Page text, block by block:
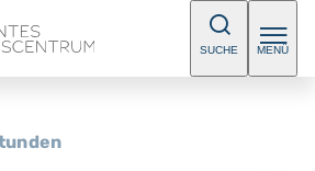
SUCHE MENÜ